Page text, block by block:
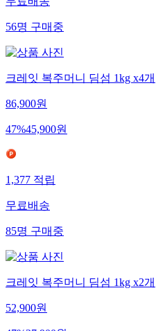
무료배송
56명구매중
크레잇 복주머니 딤섬 1kg x4개
86,900원
47%45,900원
1,377적립
무료배송
85명구매중
크레잇 복주머니 딤섬 1kg x2개
52,900원